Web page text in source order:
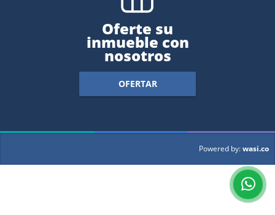
Oferte su
inmueble con
nosotros
OFERTAR
Powered by:wasi.co